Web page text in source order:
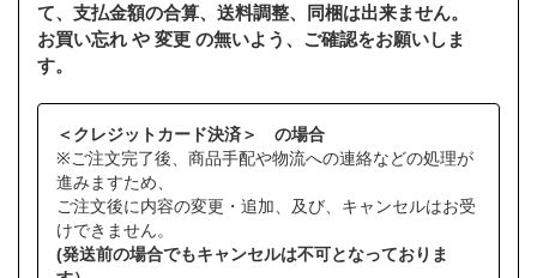
て、支払金額の合算、送料調整、同梱は出来ません。
お買い忘れ や 変更 の無いよう、ご確認をお願いしま
す。
＜クレジットカード決済＞ の場合
※ご注文完了後、商品手配や物流への連絡などの処理が
進みますため、
ご注文後に内容の変更・追加、及び、キャンセルはお受
けできません。
(発送前の場合でもキャンセルは不可となっておりま